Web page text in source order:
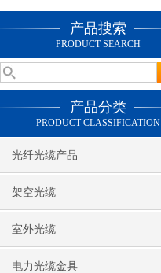
产品搜索
PRODUCT SEARCH
产品分类
PRODUCT CLASSIFICATION
光纤光缆产品
架空光缆
室外光缆
电力光缆金具